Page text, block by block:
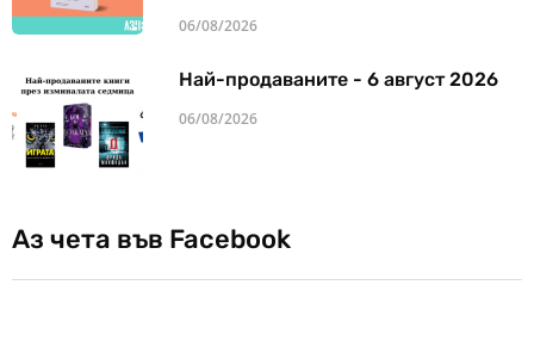
06/08/2026
Най-продаваните - 6 август 2026
06/08/2026
Аз чета във Facebook